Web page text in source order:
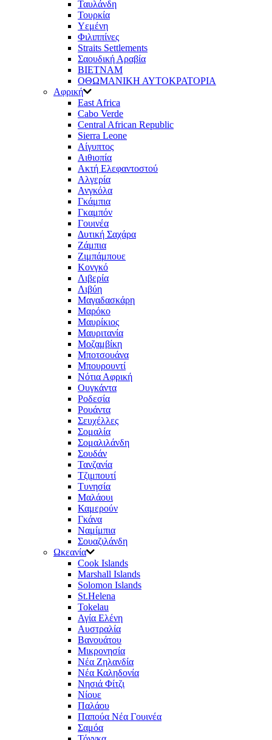
Ταυλάνδη
Τουρκία
Υεμένη
Φιλιππίνες
Straits Settlements
Σαουδική Αραβία
ΒΙΕΤΝΑΜ
ΟΘΩΜΑΝΙΚΗ ΑΥΤΟΚΡΑΤΟΡΙΑ
Αφρική
East Africa
Cabo Verde
Central African Republic
Sierra Leone
Αίγυπτος
Αιθιοπία
Ακτή Ελεφαντοστού
Αλγερία
Ανγκόλα
Γκάμπια
Γκαμπόν
Γουινέα
Δυτική Σαχάρα
Ζάμπια
Ζιμπάμπουε
Κονγκό
Λιβερία
Λιβύη
Μαγαδασκάρη
Μαρόκο
Μαυρίκιος
Μαυριτανία
Μοζαμβίκη
Μποτσουάνα
Μπουρουντί
Νότια Αφρική
Ουγκάντα
Ροδεσία
Ρουάντα
Σευχέλλες
Σομαλία
Σομαλιλάνδη
Σουδάν
Τανζανία
Τζιμπουτί
Τυνησία
Μαλάουι
Καμερούν
Γκάνα
Ναμίμπια
Σουαζιλάνδη
Ωκεανία
Cook Islands
Μarshall Islands
Solomon Islands
St.Helena
Tokelau
Αγία Ελένη
Αυστραλία
Βανουάτου
Μικρονησία
Νέα Ζηλανδία
Νέα Καληδονία
Νησιά Φίτζι
Νίουε
Παλάου
Παπούα Νέα Γουινέα
Σαμόα